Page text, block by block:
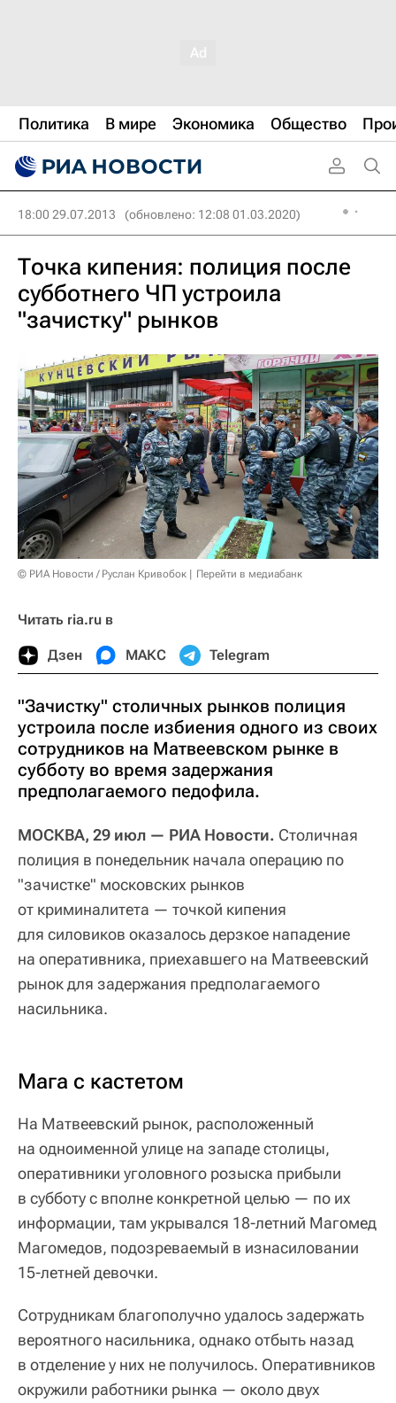
Политика В мире Экономика Общество
18:00 29.07.2013 (обновлено: 12:08 01.03.2020)
Точка кипения: полиция после
субботнего ЧП устроила
"зачистку" рынков
© РИА Новости / Руслан Кривобок Перейти в медиабанк
Читать ria.ru в
Дзен МАКС Telegram
"Зачистку" столичных рынков полиция
устроила после избиения одного из своих
сотрудников на Матвеевском рынке в
субботу во время задержания
предполагаемого педофила.
МОСКВА, 29 июл — РИА Новости. Столичная
полиция в понедельник начала операцию по
"зачистке" московских рынков
от криминалитета — точкой кипения
для силовиков оказалось дерзкое нападение
на оперативника, приехавшего на Матвеевский
рынок для задержания предполагаемого
насильника.
Мага с кастетом
На Матвеевский рынок, расположенный
на одноименной улице на западе столицы,
оперативники уголовного розыска прибыли
в субботу с вполне конкретной целью — по их
информации, там укрывался 18-летний Магомед
Магомедов, подозреваемый в изнасиловании
15-летней девочки.
Сотрудникам благополучно удалось задержать
вероятного насильника, однако отбыть назад
в отделение у них не получилось. Оперативников
окружили работники рынка — около двух